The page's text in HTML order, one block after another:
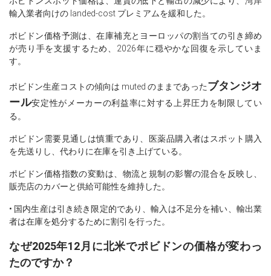
輸入業者向けの landed-cost プレミアムを緩和した。
ポビドン価格予測は、在庫補充とヨーロッパの割当ての引き締め
が売り手を支援するため、2026年に穏やかな回復を示していま
す。
ポビドン生産コストの傾向は muted のままであったブタンジオ
ール安定性がメーカーの利益率に対する上昇圧力を制限してい
る。
ポビドン需要見通しは慎重であり、医薬品購入者はスポット購入
を先送りし、代わりに在庫を引き上げている。
ポビドン価格指数の変動は、物流と規制の影響の混合を反映し、
販売店のカバーと供給可能性を維持した。
• 国内生産は引き続き限定的であり、輸入は不足分を補い、輸出業
者は在庫を処分するために割引を行った。
なぜ2025年12月に北米でポビドンの価格が変わっ
たのですか？